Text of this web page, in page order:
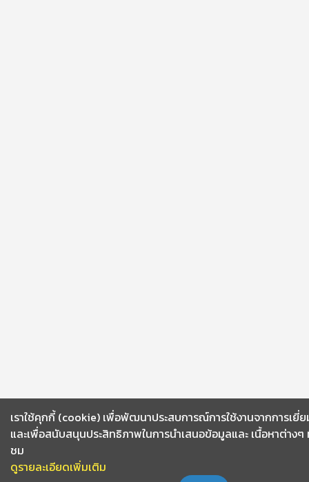
เราใช้คุกกี้ (cookie) เพื่อพัฒนาประสบการณ์การใช้งานจากการเยี่ย
และเพื่อสนับสนุนประสิทธิภาพในการนำเสนอข้อมูลและ เนื้อหาต่างๆ
ชม
ดูรายละเอียดเพิ่มเติม